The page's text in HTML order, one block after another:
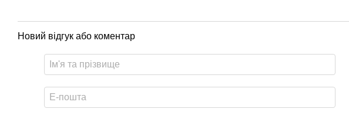
Новий відгук або коментар